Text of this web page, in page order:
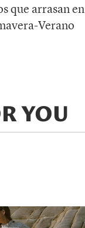
que arrasan en
Verano
YOU